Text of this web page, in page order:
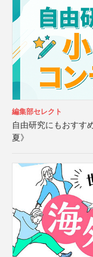
編集部セレクト
自由研究にもおすす
夏》